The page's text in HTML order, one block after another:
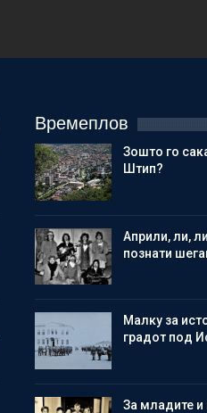
Времеплов
Зошто го
Штип?
Aприли, ли,
познати
Малку за
градот под
Зa младите и